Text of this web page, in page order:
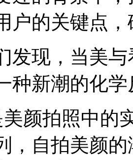
户的关键点
发现，当美
种新潮的化
美颜拍照中的
，自拍美颜